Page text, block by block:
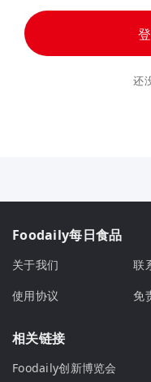
还
Foodaily每日食品
关于我们 联
使用协议
免
相关链接
Foodaily创新博览会